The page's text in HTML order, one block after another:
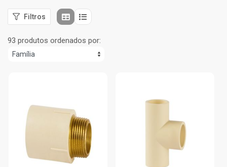
Filtros
93 produtos ordenados por: